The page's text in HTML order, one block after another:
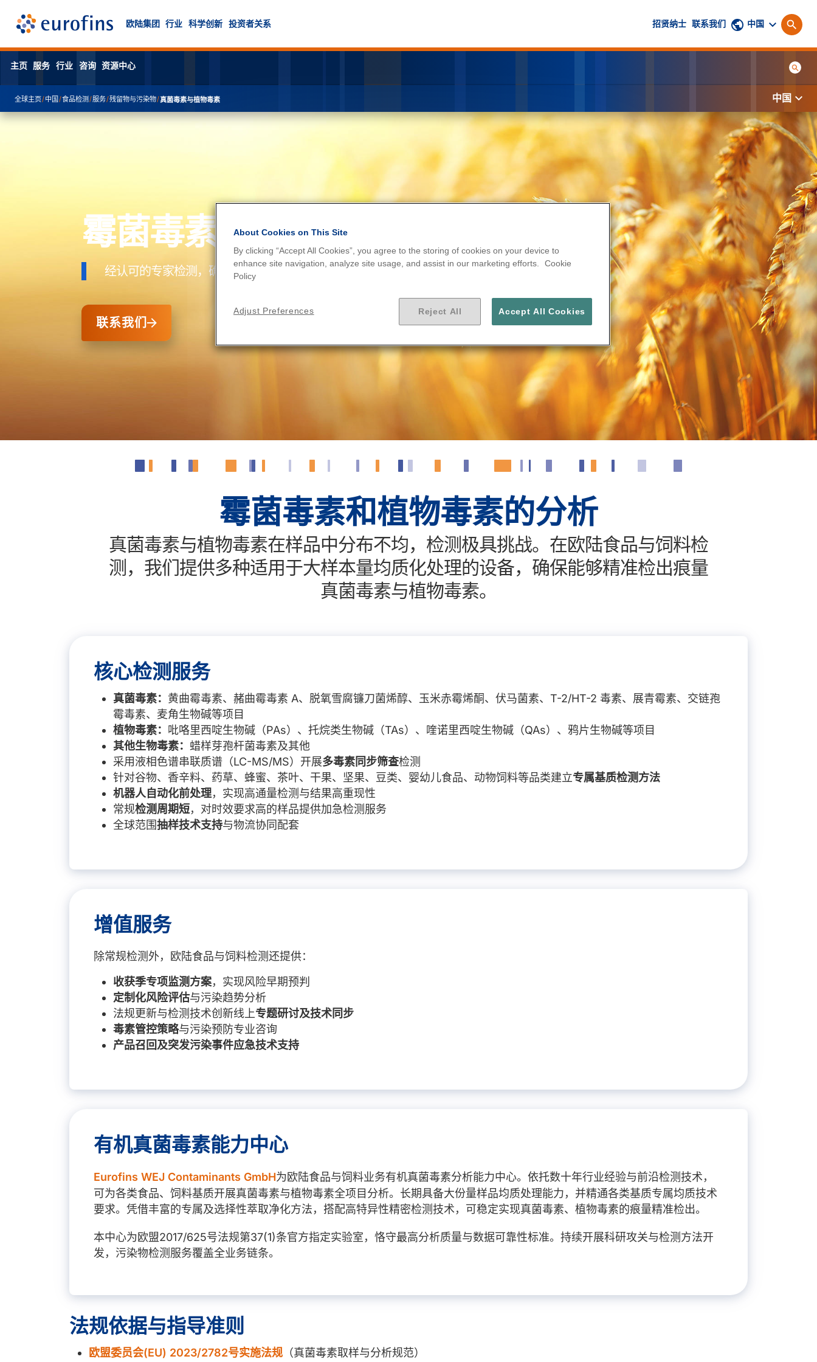
欧陆集团 行业 科学创新 投资者关系 招贤纳士 联系我们 中国
主页 服务 行业 咨询 资源中心
全球主页/中国 /食品检测 /服务/残留物与污染物/真菌毒素与植物毒素 中国
霉菌毒素和植物毒素
经认可的专家检测，确保安全与法规合规。
联系我们
霉菌毒素和植物毒素的分析
真菌毒素与植物毒素在样品中分布不均，检测极具挑战。在欧陆食品与饲料检
测，我们提供多种适用于大样本量均质化处理的设备，确保能够精准检出痕量
真菌毒素与植物毒素。
核心检测服务
真菌毒素： 黄曲霉毒素、赭曲霉毒素 A、脱氧雪腐镰刀菌烯醇、玉米赤霉烯酮、伏马菌素、T-2/HT-2 毒素、展青霉素、交链孢
霉毒素、麦角生物碱等项目
植物毒素： 吡咯里西啶生物碱（PAs）、托烷类生物碱（TAs）、喹诺里西啶生物碱（QAs）、鸦片生物碱等项目
其他生物毒素： 蜡样芽孢杆菌毒素及其他
采用液相色谱串联质谱（LC-MS/MS）开展多毒素同步筛查检测
针对谷物、香辛料、药草、蜂蜜、茶叶、干果、坚果、豆类、婴幼儿食品、动物饲料等品类建立专属基质检测方法
机器人自动化前处理，实现高通量检测与结果高重现性
常规检测周期短，对时效要求高的样品提供加急检测服务
全球范围抽样技术支持与物流协同配套
增值服务
除常规检测外，欧陆食品与饲料检测还提供：
收获季专项监测方案，实现风险早期预判
定制化风险评估与污染趋势分析
法规更新与检测技术创新线上专题研讨及技术同步
毒素管控策略与污染预防专业咨询
产品召回及突发污染事件应急技术支持
有机真菌毒素能力中心
Eurofins WEJ Contaminants GmbH为欧陆食品与饲料业务有机真菌毒素分析能力中心。依托数十年行业经验与前沿检测技术，
可为各类食品、饲料基质开展真菌毒素与植物毒素全项目分析。长期具备大份量样品均质处理能力，并精通各类基质专属均质技术
要求。凭借丰富的专属及选择性萃取净化方法，搭配高特异性精密检测技术，可稳定实现真菌毒素、植物毒素的痕量精准检出。
本中心为欧盟2017/625号法规第37(1)条官方指定实验室，恪守最高分析质量与数据可靠性标准。持续开展科研攻关与检测方法开
发，污染物检测服务覆盖全业务链条。
法规依据与指导准则
欧盟委员会(EU) 2023/2782号实施法规 （真菌毒素取样与分析规范）
About Cookies on This Site
By clicking “Accept All Cookies”, you agree to the storing of cookies on your device to
enhance site navigation, analyze site usage, and assist in our marketing efforts.
Cookie
Policy
Adjust Preferences Reject All Accept All Cookies